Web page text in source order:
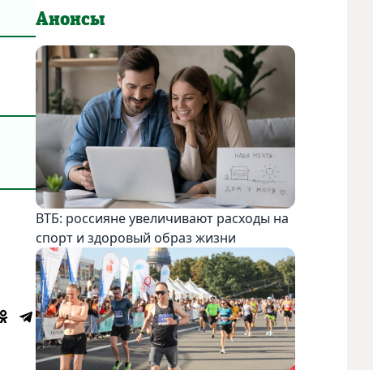
Анонсы
ВТБ: россияне увеличивают расходы на
спорт и здоровый образ жизни